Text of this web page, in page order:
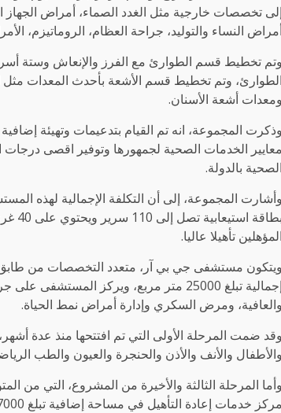
إلى تخصصات خارجية مثل الغدد الصماء، أمراض الجهاز
النساء والتوليد، جراحة العظام، الروماتيزم،
وتم تخطيط قسم الطوارئ مع الفرز والإنعاش وستة
الطوارئ، وتم تخطيط قسم الأشعة بأحدث المعدات مثل
ومعدات أشعة الأسنان.
وذكرت المجموعة، انه تم القيام بتدعيمات وتهيئة
معايير الخدمات الصحية لجمهورها وتوفير اقصى درجات
الصحية بالدولة.
المؤهلين تأهيلا عاليا.
ويتكون مستشفى جي بي آر، متعدد التخصصات من طابق
إجمالية تبلغ 25000 متر مربع، ويركز
والعافية، ومرض السكري وإدارة أمراض نمط الحياة.
وقد ضمت المرحلة الأولى التي تم افتتحها منذ عدة
والأطفال والأنف والأذن والحنجرة والعيون والطب
مركز خدمات إعادة التأهيل في مساحة إضافية تبلغ 17000 متر مربع.